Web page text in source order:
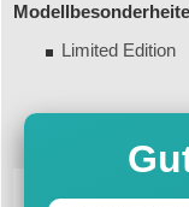
Limited Edition